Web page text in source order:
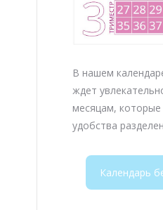
В нашем
ждет
месяцам,
удобства
Календарь